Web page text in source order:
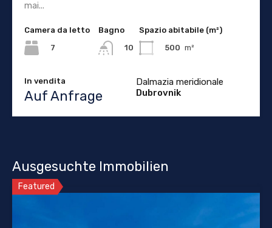
mai...
Camera da letto
7
Bagno
10
Spazio abitabile (m²)
500 m²
In vendita
Auf Anfrage
Dalmazia meridionale
Dubrovnik
Ausgesuchte Immobilien
Featured